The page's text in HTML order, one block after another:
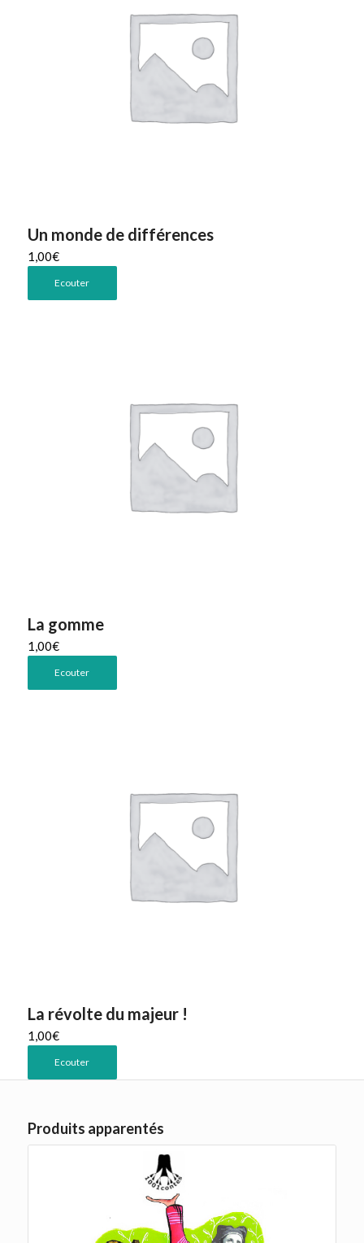
Un monde de différences
1,00€
Ecouter
La gomme
1,00€
Ecouter
La révolte du majeur !
1,00€
Ecouter
Produits apparentés